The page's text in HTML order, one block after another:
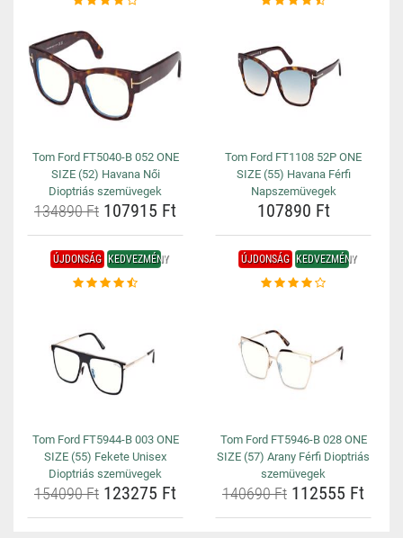
Tom Ford FT5040-B 052 ONE
SIZE (52) Havana Női
Dioptriás szemüvegek
134890 Ft 107915 Ft
Tom Ford FT1108 52P ONE
SIZE (55) Havana Férfi
Napszemüvegek
107890 Ft
ÚJDONSÁG KEDVEZMÉNY
Tom Ford FT5944-B 003 ONE
SIZE (55) Fekete Unisex
Dioptriás szemüvegek
154090 Ft 123275 Ft
ÚJDONSÁG KEDVEZMÉNY
Tom Ford FT5946-B 028 ONE
SIZE (57) Arany Férfi Dioptriás
szemüvegek
140690 Ft 112555 Ft